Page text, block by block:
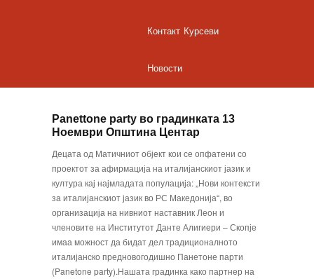
Контакт Курсеви
Новости
Panettone party во градинката 13
Ноември Општина Центар
Децата од Матичниот објект кои се опфатени со
проектот за афирмација на италијанскиот јазик и
култура кај најмладата популација: „Нови контексти
за италијанскиот јазик во РС Македонија“, во
организација на нивниот наставник Леон и
членовите на Институтот Данте Алигиери – Скопје
имаа можност да бидат дел традиционалното
италијанско предновогодишно Панетоне парти
(Panetone party).Нашата градинка како партнер на